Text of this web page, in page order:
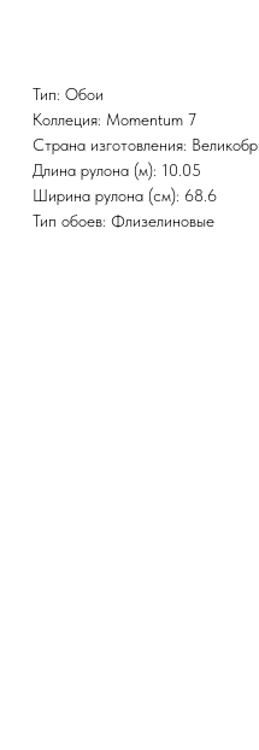
Тип: Обои
Коллеция: Momentum 7
Страна изготовления:
Длина рулона (м): 10.05
Ширина рулона (см): 68.6
Тип обоев: Флизелиновые